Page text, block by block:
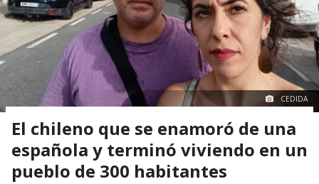
CEDIDA
El chileno que se enamoró de una
española y terminó viviendo en un
pueblo de 300 habitantes